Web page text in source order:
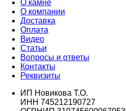
О камне
О компании
Доставка
Оплата
Видео
Статьи
Вопросы и ответы
Контакты
Реквизиты
ИП Новикова Т.О.
ИНН 745212190727